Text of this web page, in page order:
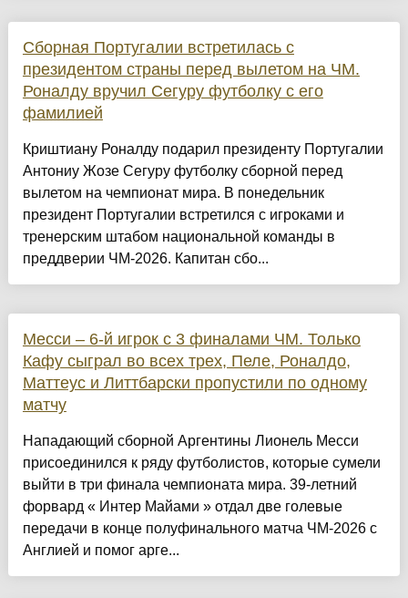
Сборная Португалии встретилась с
президентом страны перед вылетом на ЧМ.
Роналду вручил Сегуру футболку с его
фамилией
Криштиану Роналду подарил президенту Португалии
Антониу Жозе Сегуру футболку сборной перед
вылетом на чемпионат мира. В понедельник
президент Португалии встретился с игроками и
тренерским штабом национальной команды в
преддверии ЧМ-2026. Капитан сбо...
Месси – 6-й игрок с 3 финалами ЧМ. Только
Кафу сыграл во всех трех, Пеле, Роналдо,
Маттеус и Литтбарски пропустили по одному
матчу
Нападающий сборной Аргентины Лионель Месси
присоединился к ряду футболистов, которые сумели
выйти в три финала чемпионата мира. 39-летний
форвард « Интер Майами » отдал две голевые
передачи в конце полуфинального матча ЧМ-2026 с
Англией и помог арге...